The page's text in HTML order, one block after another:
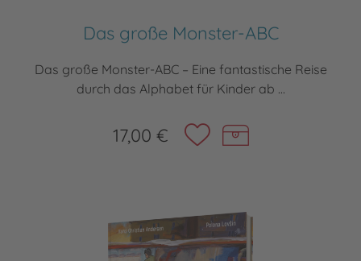
Das große Monster-ABC
Das große Monster-ABC – Eine fantastische Reise
durch das Alphabet für Kinder ab ...
17,00 €